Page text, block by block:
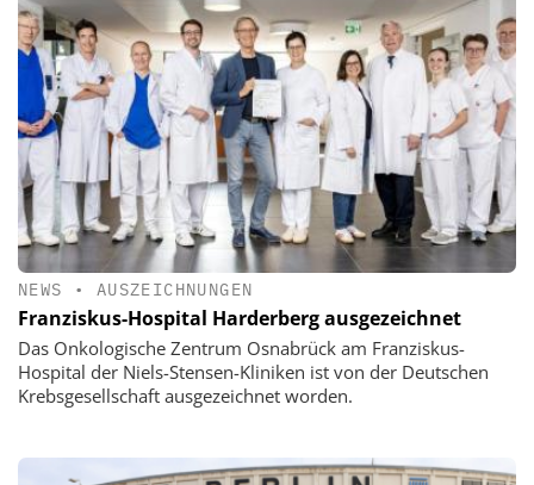
NEWS • AUSZEICHNUNGEN
Franziskus-Hospital Harderberg ausgezeichnet
Das Onkologische Zentrum Osnabrück am Franziskus-
Hospital der Niels-Stensen-Kliniken ist von der Deutschen
Krebsgesellschaft ausgezeichnet worden.